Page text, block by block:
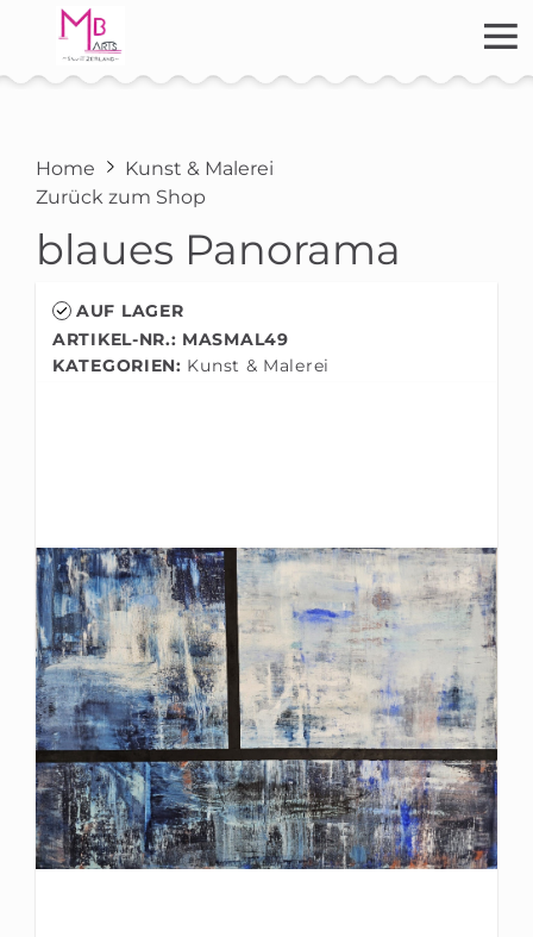
Home
Kunst & Malerei
Zurück zum Shop
blaues Panorama
AUF LAGER
ARTIKEL-NR.: MASMAL49
KATEGORIEN: Kunst & Malerei